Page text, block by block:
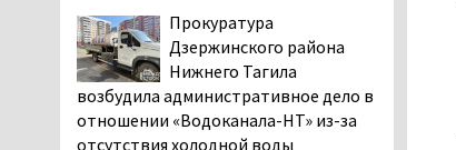
Прокуратура
Дзержинского района
Нижнего Тагила
возбудила административное дело в
отношении «Водоканала-НТ» из-за
отсутствия холодной воды